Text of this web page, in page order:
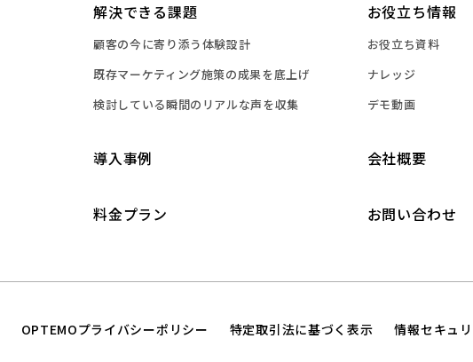
解決できる課題
顧客の今に寄り添う体験設計
既存マーケティング施策の成果を底上げ
検討している瞬間のリアルな声を収集
導入事例
料金プラン
お役立ち情報
お役立ち資料
ナレッジ
デモ動画
会社概要
お問い合わせ
OPTEMOプライバシーポリシー 特定取引法に基づく表示 情報セキュ